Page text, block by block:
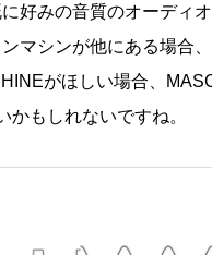
好みの音質のオーディ
マシンが他にある場合
がほしい場合、
かもしれないですね。